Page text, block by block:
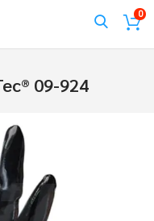
0
09-924